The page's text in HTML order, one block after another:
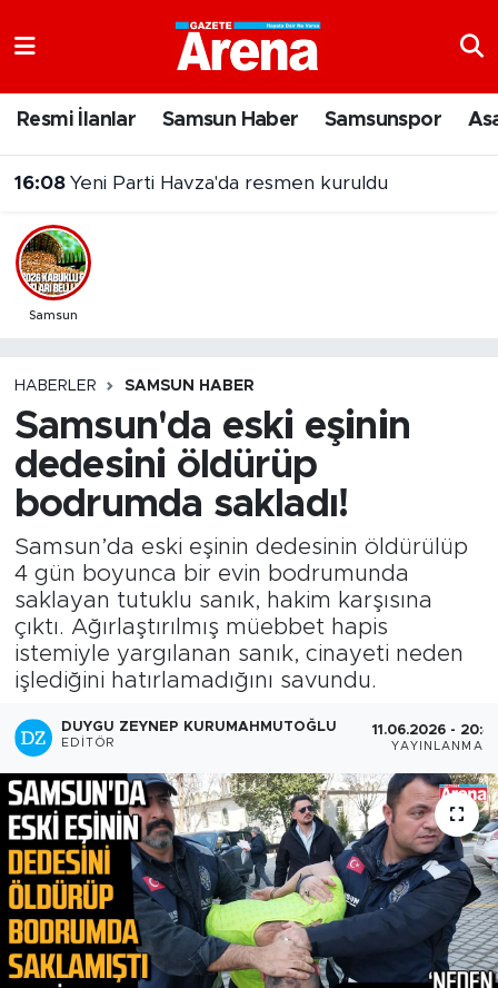
Resmi İlanlar Samsun Haber Samsunspor
16:08 Yeni Parti Havza'da resmen kuruldu
15:50 Bafra'nın dev sanayi projesinde üretim başladı
Samsun
HABERLER SAMSUN HABER
Samsun'da eski eşinin
dedesini öldürüp
bodrumda sakladı!
Samsun’da eski eşinin dedesinin öldürülüp
4 gün boyunca bir evin bodrumunda
saklayan tutuklu sanık, hakim karşısına
çıktı. Ağırlaştırılmış müebbet hapis
istemiyle yargılanan sanık, cinayeti neden
işlediğini hatırlamadığını savundu.
DUYGU ZEYNEP KURUMAHMUTOĞLU
EDITÖR
11.06.2026 -
YAYINLANMA
Trafik Durumu
Süper Lig Puan Durumu ve Fikstür
Son Dakika Haberleri
Haber Arşivi